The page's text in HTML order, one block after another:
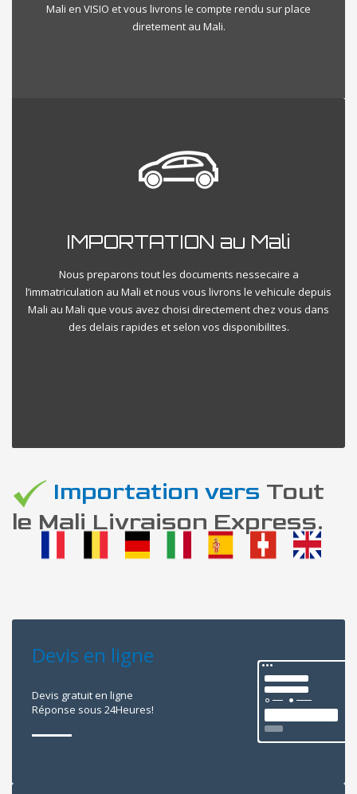
Mali en VISIO et vous livrons le compte rendu sur place
diretement au Mali.
IMPORTATION au Mali
Nous preparons tout les documents nessecaire a
l’immatriculation au Mali et nous vous livrons le vehicule depuis
Mali au Mali que vous avez choisi directement chez vous dans
des delais rapides et selon vos disponibilites.
Importation vers Tout
le Mali Livraison Express.
Devis en ligne
Devis gratuit en ligne
Réponse sous 24Heures!